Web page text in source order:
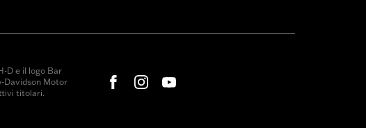
D e il logo Bar
Davidson Motor
titolari.